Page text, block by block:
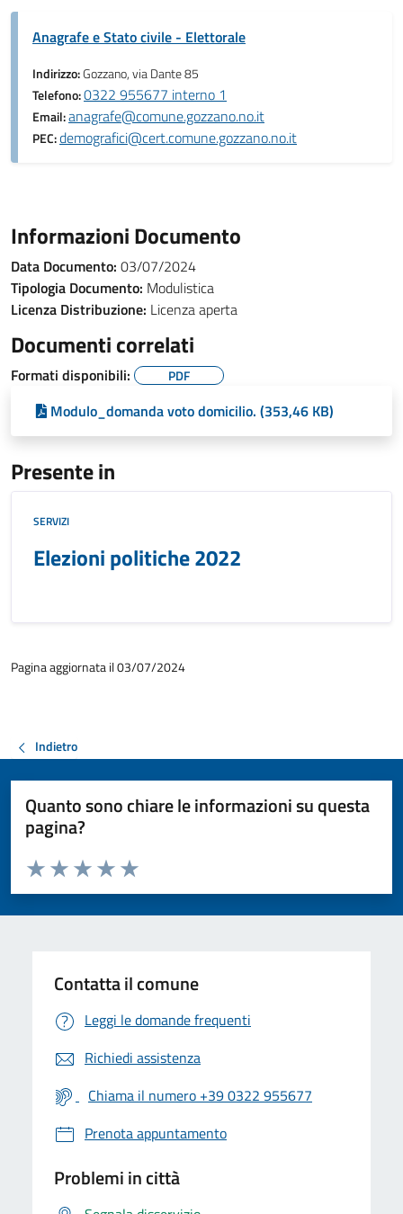
Anagrafe e Stato civile - Elettorale
Indirizzo:Gozzano, via Dante 85
Telefono:0322 955677 interno 1
Email:anagrafe@comune.gozzano.no.it
PEC:demografici@cert.comune.gozzano.no.it
Informazioni Documento
Data Documento: 03/07/2024
Tipologia Documento: Modulistica
Licenza Distribuzione: Licenza aperta
Documenti correlati
Formati disponibili: PDF
Modulo_domanda voto domicilio. (353,46 KB)
Presente in
SERVIZI
Elezioni politiche 2022
Pagina aggiornata il 03/07/2024
Indietro
Quanto sono chiare le informazioni su questa
pagina?
Valuta da 1 a 5 stelle la pagina
Valuta 5 stelle su 5
Valuta 4 stelle su 5
Valuta 3 stelle su 5
Valuta 2 stelle su 5
Valuta 1 stelle su 5
Contatta il comune
Leggi le domande frequenti
Richiedi assistenza
Chiama il numero +39 0322 955677
Prenota appuntamento
Problemi in città